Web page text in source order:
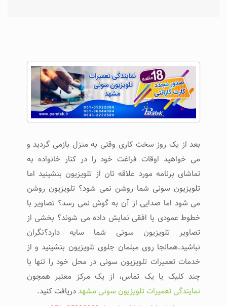
بعد از یک روز سخت کاری وقتی به منزل بازمی گردید و
می خواهید اوقات فراغت خود را در کنار خانواده به
تماشای برنامه مورد علاقه تان از تلویزیون بنشینید اما
تلویزیون سونی شما روشن نمی شود؟ تلویزیون روشن
می شود اما صدایی از آن به گوش نمی رسد؟ تصاویر با
خطوط عمودی یا افقی نمایش داده می شوند؟ بخشی از
تصاویر تلویزیون سونی شما سایه دارد؟نگران
نباشید.همانجا روی مبلمان جلوی تلویزیون بنشینید و از
خدمات تعمیرات تلویزیون سونی در محل خود را تنها با
چند کلیک یا یک تماس، از یک مرکز معتبر همچون
نمایندگی تعمیرات تلویزیون سونی مشهددریافت کنید.